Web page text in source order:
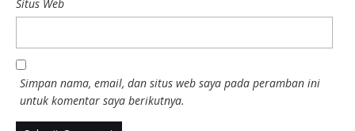
Situs Web
Simpan nama, email, dan situs web saya pada peramban ini
untuk komentar saya berikutnya.